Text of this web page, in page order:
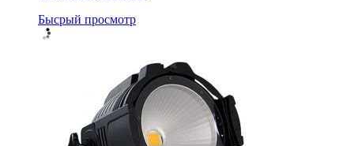
Бысрый просмотр